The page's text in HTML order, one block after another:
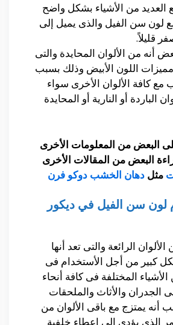
العديد من الأشياء بشكل واضح
لون سن الفيل والذى يميل إلى
قليلاً.
أنه من الألوان المحايدة والتى
اللون الأبيض وذلك بسبب
مع كافة الألوان الأخرى سواء
الباردة أو النارية أو المحايدة
البعض من المعلومات الأخرى
البعض من المقالات الأخرى
مثل دهان الخشب دوكو فرن
لون سن الفيل في ديكور
الرائعة والتى تعد أنها
كبير من أجل الأستخدام فى
الأشياء المختلفة فى كافة أنحاء
الجدران والأثاث والملحقات
أنه يمتزج مع باقى الألوان من
الذى يؤدى إلى إعطاء خلفية